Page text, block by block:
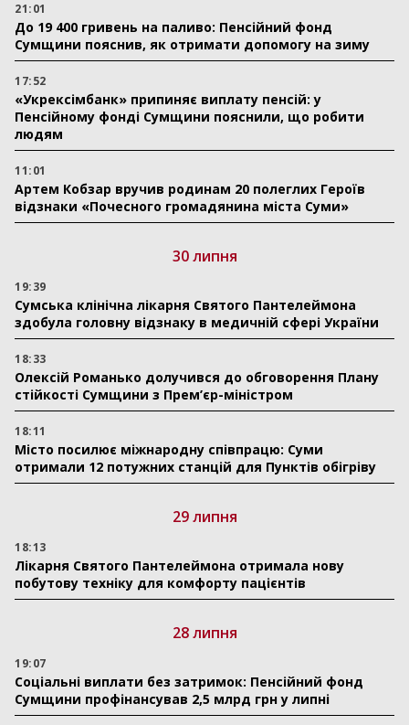
21:01
До 19 400 гривень на паливо: Пенсійний фонд
Сумщини пояснив, як отримати допомогу на зиму
17:52
«Укрексімбанк» припиняє виплату пенсій: у
Пенсійному фонді Сумщини пояснили, що робити
людям
11:01
Артем Кобзар вручив родинам 20 полеглих Героїв
відзнаки «Почесного громадянина міста Суми»
30 липня
19:39
Сумська клінічна лікарня Святого Пантелеймона
здобула головну відзнаку в медичній сфері України
18:33
Олексій Романько долучився до обговорення Плану
стійкості Сумщини з Прем’єр-міністром
18:11
Місто посилює міжнародну співпрацю: Суми
отримали 12 потужних станцій для Пунктів обігріву
29 липня
18:13
Лікарня Святого Пантелеймона отримала нову
побутову техніку для комфорту пацієнтів
28 липня
19:07
Соціальні виплати без затримок: Пенсійний фонд
Сумщини профінансував 2,5 млрд грн у липні